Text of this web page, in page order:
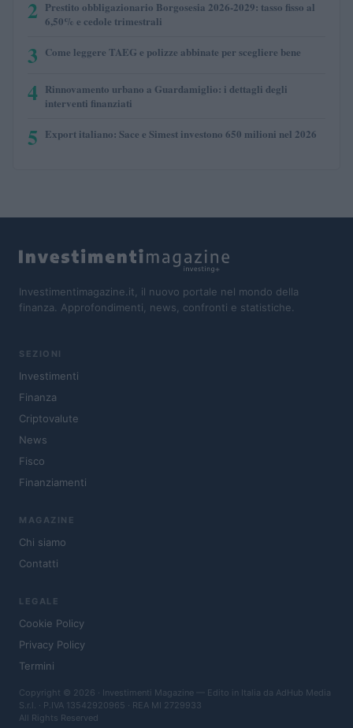
2 Prestito obbligazionario Borgosesia 2026-2029: tasso fisso al
6,50% e cedole trimestrali
3 Come leggere TAEG e polizze abbinate per scegliere bene
4 Rinnovamento urbano a Guardamiglio: i dettagli degli
interventi finanziati
5 Export italiano: Sace e Simest investono 650 milioni nel 2026
Investimentimagazine.it, il nuovo portale nel mondo della
finanza. Approfondimenti, news, confronti e statistiche.
SEZIONI
Investimenti
Finanza
Criptovalute
News
Fisco
Finanziamenti
MAGAZINE
Chi siamo
Contatti
LEGALE
Cookie Policy
Privacy Policy
Termini
Copyright © 2026 · Investimenti Magazine — Edito in Italia da AdHub Media
S.r.l. · P.IVA 13542920965 · REA MI 2729933
All Rights Reserved